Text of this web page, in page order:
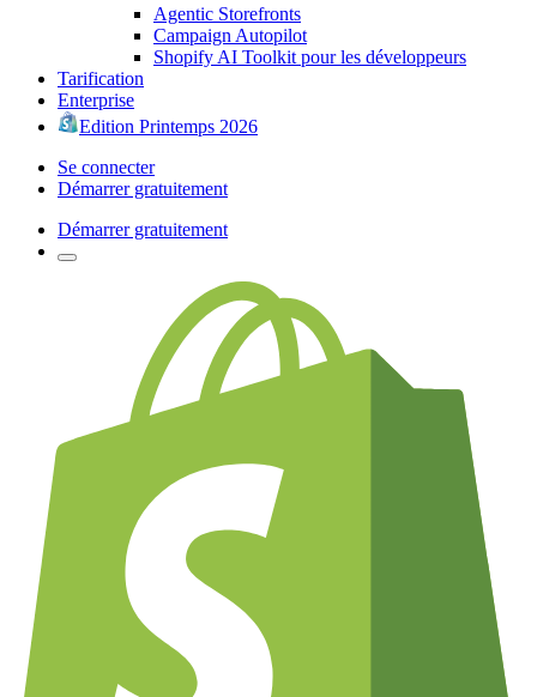
Agentic Storefronts
Campaign Autopilot
Shopify AI Toolkit pour les développeurs
Tarification
Enterprise
Edition Printemps 2026
Se connecter
Démarrer gratuitement
Démarrer gratuitement